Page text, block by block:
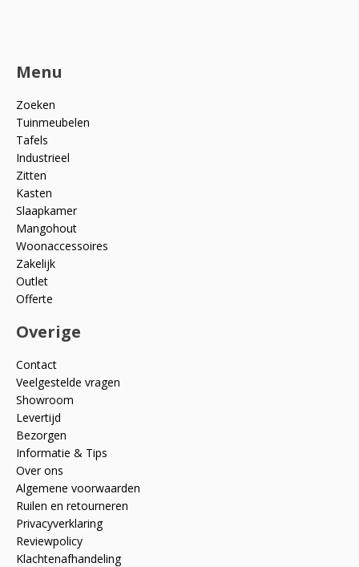
Menu
Zoeken
Tuinmeubelen
Tafels
Industrieel
Zitten
Kasten
Slaapkamer
Mangohout
Woonaccessoires
Zakelijk
Outlet
Offerte
Overige
Contact
Veelgestelde vragen
Showroom
Levertijd
Bezorgen
Informatie & Tips
Over ons
Algemene voorwaarden
Ruilen en retourneren
Privacyverklaring
Reviewpolicy
Klachtenafhandeling